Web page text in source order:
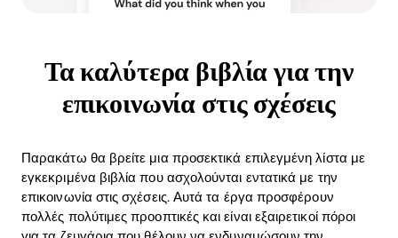
Τα καλύτερα βιβλία για την
επικοινωνία στις σχέσεις
Παρακάτω θα βρείτε μια προσεκτικά επιλεγμένη λίστα με
εγκεκριμένα βιβλία που ασχολούνται εντατικά με την
επικοινωνία στις σχέσεις. Αυτά τα έργα προσφέρουν
πολλές πολύτιμες προοπτικές και είναι εξαιρετικοί πόροι